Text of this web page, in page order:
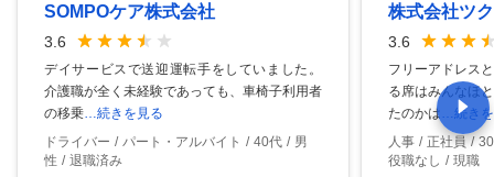
SOMPOケア株式会社
3.6
デイサービスで送迎運転手をしていました。
介護職が全く未経験であっても、車椅子利用者
の移乗 …続きを見る
ドライバー
パート・アルバイト 40代
男
性
退職済み
株式会社ツ
3.6
フリーアドレス
る席はみんなほ
たのかは
…続き
人事
正社員
役職なし
現職